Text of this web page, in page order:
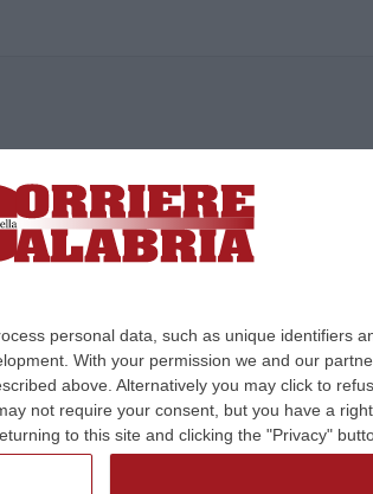
personal data, such as unique identifiers
With your permission we and our
above. Alternatively you may click to
not require your consent, but you have a
to this site and clicking the "Privacy"
Militano |Privacy
Design: cfweb